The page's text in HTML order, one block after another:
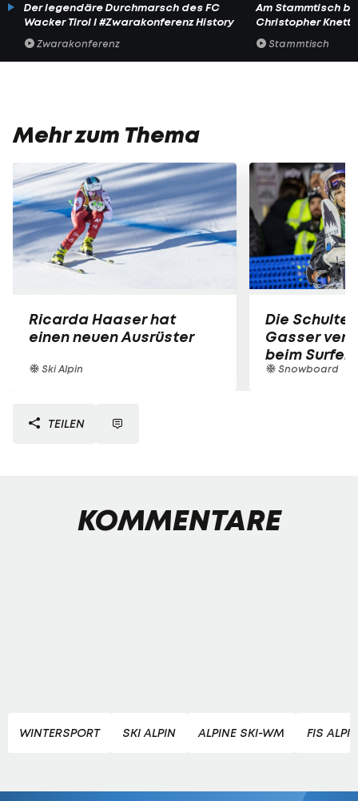
Der legendäre Durchmarsch des FC
Wacker Tirol I #Zwarakonferenz History
Zwarakonferenz
Am Stammtisch
Christopher Knett
Stammtisch
Mehr zum Thema
Ricarda Haaser hat
einen neuen Ausrüster
Ski Alpin
Die
Gasser
beim Surfen
Snowboard
TEILEN
KOMMENTARE
WINTERSPORT SKI ALPIN ALPINE SKI-WM FIS